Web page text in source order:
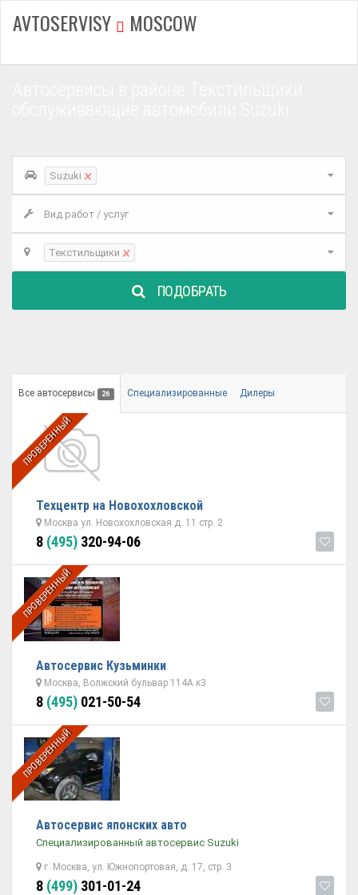
AVTOSERVISY MOSCOW
Suzuki ×
Вид работ / услуг
Текстильщики ×
ПОДОБРАТЬ
Все автосервисы 26 Специализированные Дилеры
ПРОВЕРЕННЫЙ
Техцентр на Новохохловской
Москва ул. Новохохловская д. 11 стр. 2
8 (495) 320-94-06
ПРОВЕРЕННЫЙ
Автосервис Кузьминки
Москва, Волжский бульвар 114А к3
8 (495) 021-50-54
ПРОВЕРЕННЫЙ
Автосервис японских авто
Специализированный автосервис Suzuki
г. Москва, ул. Южнопортовая, д. 17, стр. 3
8 (499) 301-01-24